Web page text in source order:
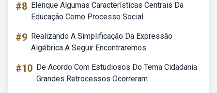
#8 Elenque Algumas Características Centrais Da
Educação Como Processo Social
#9 Realizando A Simplificação Da Expressão
Algébrica A Seguir Encontraremos
#10 De Acordo Com Estudiosos Do Tema Cidadania
Grandes Retrocessos Ocorreram